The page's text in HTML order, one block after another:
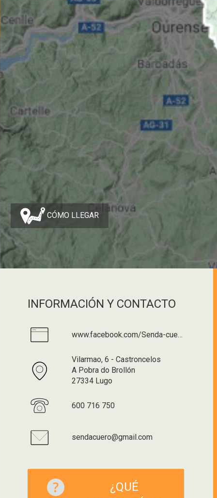
CÓMO LLEGAR
INFORMACIÓN Y CONTACTO
www.facebook.com/Senda-cuero-801355813298819
Vilarmao, 6 - Castroncelos
A Pobra do Brollón
27334 Lugo
600 716 750
sendacuero@gmail.com
¿QUÉ